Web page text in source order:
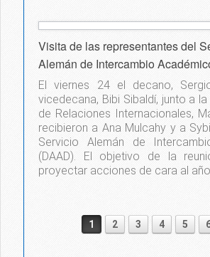
Visita de las representantes del
Alemán de Intercambio
El viernes 24 el decano,
vicedecana, Bibi Sibaldí, junto a
de Relaciones Internacionales,
recibieron a Ana Mulcahy y a
Servicio Alemán de
(DAAD). El objetivo de la
proyectar acciones de cara al
Post navigation
1 2 3 4 5